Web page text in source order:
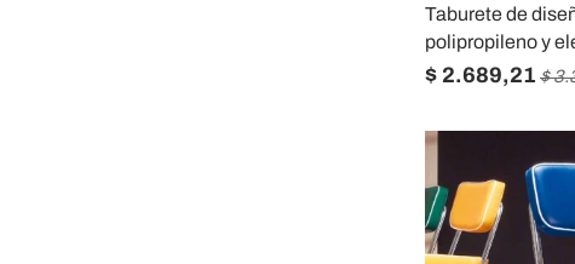
Taburete de
polipropileno y
$ 2.689,21 $